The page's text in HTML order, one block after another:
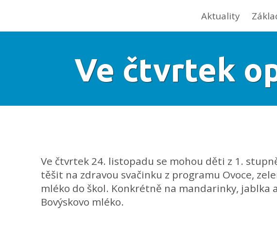
Aktuality
Ve čtvrtek
Ve čtvrtek 24. listopadu se mohou děti z 1.
těšit na zdravou svačinku z programu Ovoce,
mléko do škol. Konkrétně na mandarinky, jablka a
Bovýskovo mléko.